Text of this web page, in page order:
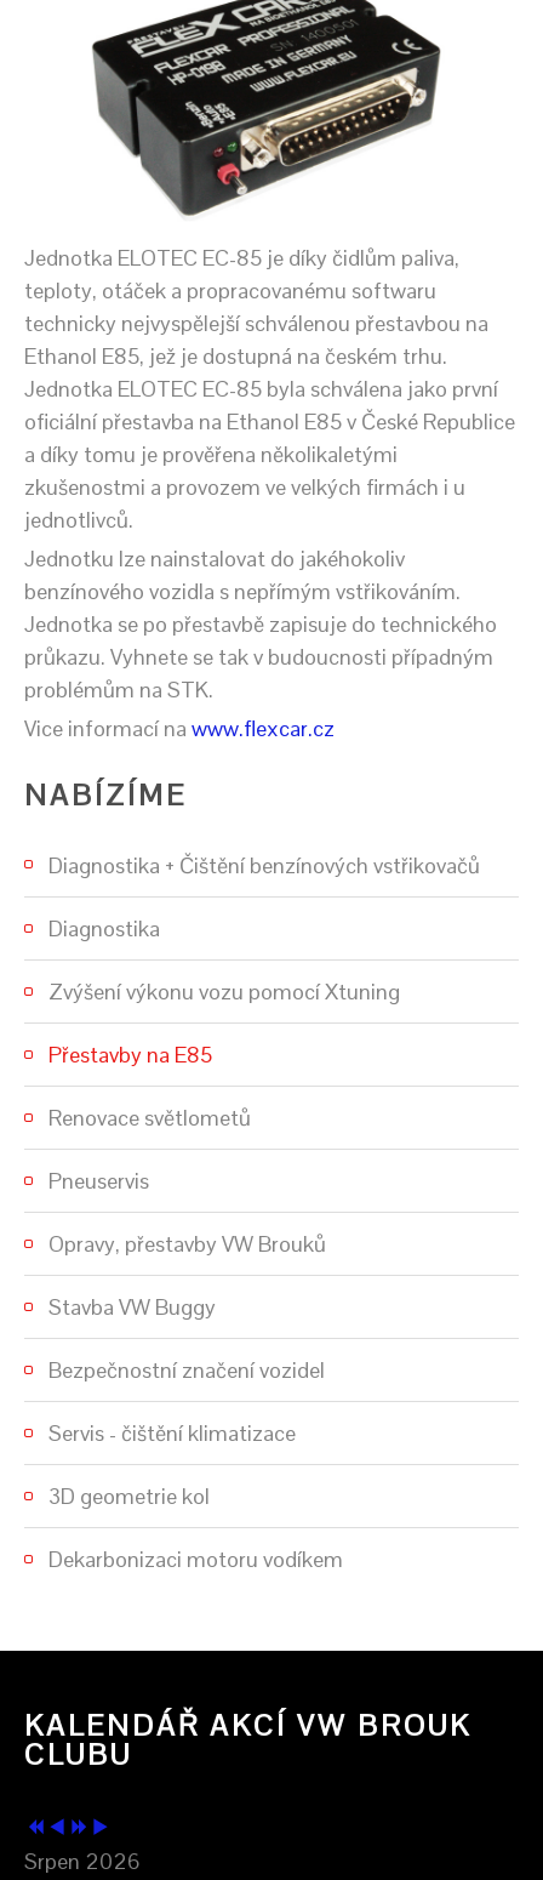
Jednotka ELOTEC EC-85 je díky čidlům paliva,
teploty, otáček a propracovanému softwaru
technicky nejvyspělejší schválenou přestavbou na
Ethanol E85, jež je dostupná na českém trhu.
Jednotka ELOTEC EC-85 byla schválena jako první
oficiální přestavba na Ethanol E85 v České Republice
a díky tomu je prověřena několikaletými
zkušenostmi a provozem ve velkých firmách i u
jednotlivců.
Jednotku lze nainstalovat do jakéhokoliv
benzínového vozidla s nepřímým vstřikováním.
Jednotka se po přestavbě zapisuje do technického
průkazu. Vyhnete se tak v budoucnosti případným
problémům na STK.
Vice informací na www.flexcar.cz
NABÍZÍME
Diagnostika + Čištění benzínových vstřikovačů
Diagnostika
Zvýšení výkonu vozu pomocí Xtuning
Přestavby na E85
Renovace světlometů
Pneuservis
Opravy, přestavby VW Brouků
Stavba VW Buggy
Bezpečnostní značení vozidel
Servis - čištění klimatizace
3D geometrie kol
Dekarbonizaci motoru vodíkem
KALENDÁŘ AKCÍ VW BROUK
CLUBU
Srpen 2026